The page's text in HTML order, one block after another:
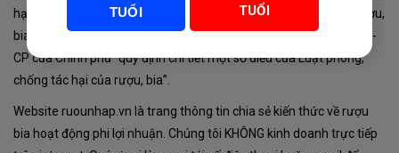
hại của rượu, bia” số 44/2019/QH14-Điều 16 về “điều kiện bán rượu,
bia theo hình thức thương mại điện tử”; Nghị định số 24/2020/NĐ-
CP của Chính phủ “quy định chi tiết một số điều của Luật phòng,
chống tác hại của rượu, bia”.
Website ruounhap.vn là trang thông tin chia sẻ kiến thức về rượu
bia hoạt động phi lợi nhuận. Chúng tôi KHÔNG kinh doanh trực tiếp
TUỔI
TUỔI